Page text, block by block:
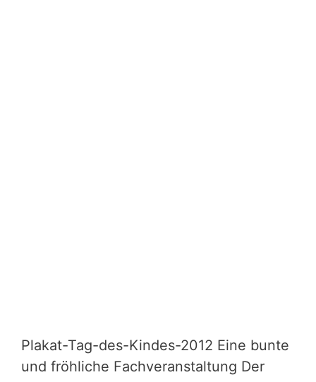
Plakat-Tag-des-Kindes-2012 Eine bunte
und fröhliche Fachveranstaltung Der